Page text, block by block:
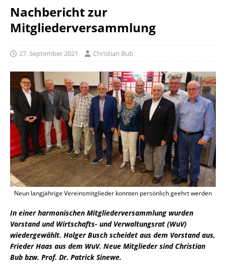
Nachbericht zur
Mitgliederversammlung
27. September 2021 Christian Bub
Neun langjährige Vereinsmitglieder konnten persönlich geehrt werden
In einer harmonischen Mitgliederversammlung wurden
Vorstand und Wirtschafts- und Verwaltungsrat (WuV)
wiedergewählt. Holger Busch scheidet aus dem Vorstand aus,
Frieder Haas aus dem WuV. Neue Mitglieder sind Christian
Bub bzw. Prof. Dr. Patrick Sinewe.